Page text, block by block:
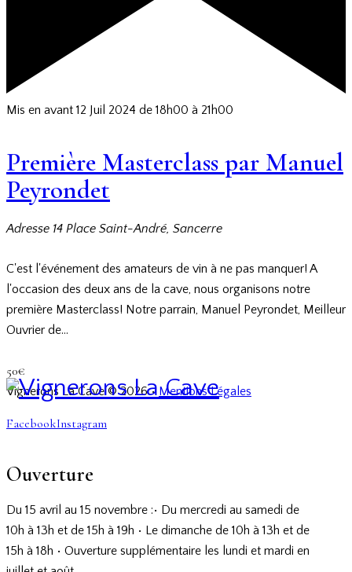
Mis en avant 12 Juil 2024 de 18h00 à 21h00
Première Masterclass par Manuel
Peyrondet
Adresse 14 Place Saint-André, Sancerre
C'est l'événement des amateurs de vin à ne pas manquer! A
l'occasion des deux ans de la cave, nous organisons notre
première Masterclass! Notre parrain, Manuel Peyrondet, Meilleur
Ouvrier de…
50€
Vignerons La Cave © 2026 •Mentions Légales
FacebookInstagram
Ouverture
Du 15 avril au 15 novembre :• Du mercredi au samedi de
10h à 13h et de 15h à 19h • Le dimanche de 10h à 13h et de
15h à 18h • Ouverture supplémentaire les lundi et mardi en